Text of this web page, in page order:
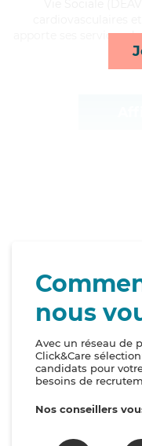
apporte ses services
nous
Avec un réseau de
Click&Care
candidats pour
besoins de
Nos conseillers